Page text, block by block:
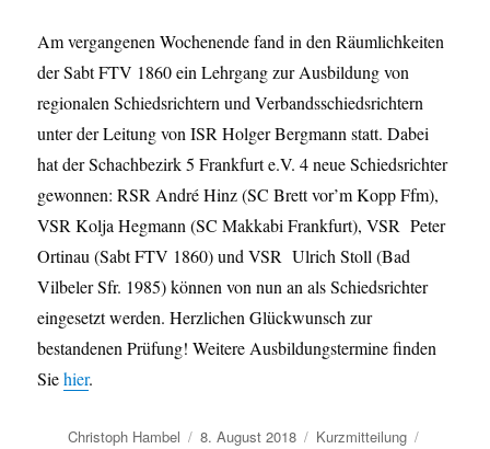
Am vergangenen Wochenende fand in den Räumlichkeiten
der Sabt FTV 1860 ein Lehrgang zur Ausbildung von
regionalen Schiedsrichtern und Verbandsschiedsrichtern
unter der Leitung von ISR Holger Bergmann statt. Dabei
hat der Schachbezirk 5 Frankfurt e.V. 4 neue Schiedsrichter
gewonnen: RSR André Hinz (SC Brett vor’m Kopp Ffm),
VSR Kolja Hegmann (SC Makkabi Frankfurt), VSR Peter
Ortinau (Sabt FTV 1860) und VSR Ulrich Stoll (Bad
Vilbeler Sfr. 1985) können von nun an als Schiedsrichter
eingesetzt werden. Herzlichen Glückwunsch zur
bestandenen Prüfung! Weitere Ausbildungstermine finden
Siehier.
Autor
Christoph Hambel
Veröffentlicht
8. August 2018 Format
Kurzmitteilung